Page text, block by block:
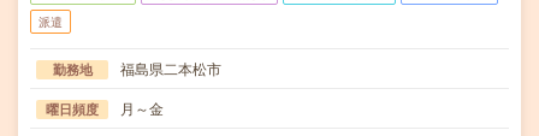
派遣
勤務地 福島県二本松市
曜日頻度 月～金